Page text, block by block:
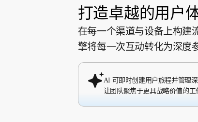
打造卓越的用户
在每一个渠道与设备上构建
擎将每一次互动转化为深度
AI 可即时创建用户旅程并管理
让团队聚焦于更具战略价值的工